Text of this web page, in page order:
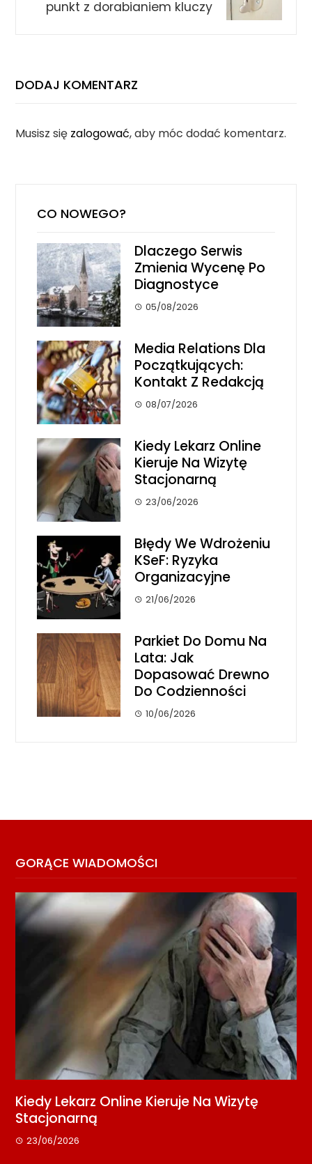
punkt z dorabianiem kluczy
DODAJ KOMENTARZ
Musisz się zalogować, aby móc dodać komentarz.
CO NOWEGO?
Dlaczego Serwis
Zmienia Wycenę Po
Diagnostyce
05/08/2026
Media Relations Dla
Początkujących:
Kontakt Z Redakcją
08/07/2026
Kiedy Lekarz Online
Kieruje Na Wizytę
Stacjonarną
23/06/2026
Błędy We Wdrożeniu
KSeF: Ryzyka
Organizacyjne
21/06/2026
Parkiet Do Domu Na
Lata: Jak
Dopasować Drewno
Do Codzienności
10/06/2026
GORĄCE WIADOMOŚCI
Kiedy Lekarz Online Kieruje Na Wizytę
Stacjonarną
23/06/2026